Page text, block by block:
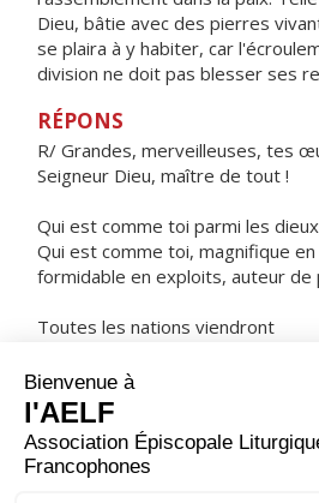
Dieu, bâtie avec des pierres
se plaira à y habiter, car
division ne doit pas blesser ses
RÉPONS
R/ Grandes, merveilleuses, tes
Seigneur Dieu, maître de tout !
Qui est comme toi parmi les
Qui est comme toi, magnifique
formidable en exploits, auteur de
Toutes les nations viendront
car voici manifestés tes jugements.
ORAISON